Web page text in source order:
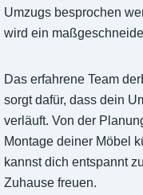
Umzugs besprochen
wird ein
Das erfahrene Team
sorgt dafür, dass dein
verläuft. Von der
Montage deiner Möbel
kannst dich entspannt
Zuhause freuen.